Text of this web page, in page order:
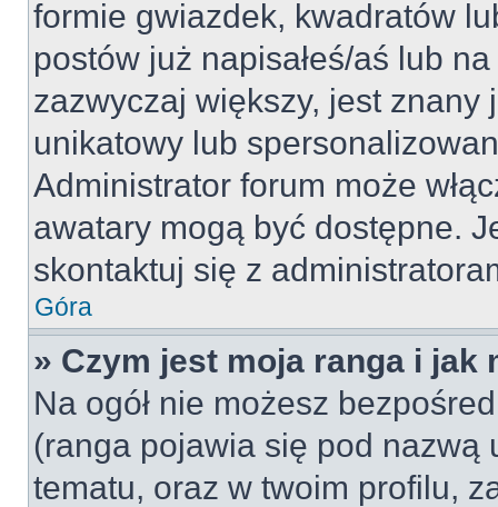
formie gwiazdek, kwadratów
postów już napisałeś/aś lub
zazwyczaj większy, jest
unikatowy lub
Administrator forum może
awatary mogą być dostępne.
skontaktuj się z
Góra
» Czym jest moja ranga i jak
Na ogół nie możesz
(ranga pojawia się pod
tematu, oraz w twoim profilu,